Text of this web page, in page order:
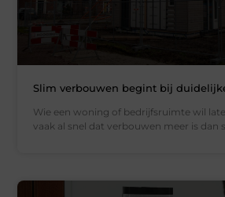
Slim verbouwen begint bij
Wie een woning of bedrijfsruimte wil
vaak al snel dat verbouwen meer is dan